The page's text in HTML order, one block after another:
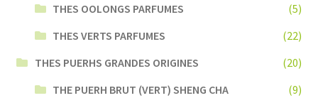
THES OOLONGS PARFUMES
(5)
THES VERTS PARFUMES
(22)
THES PUERHS GRANDES ORIGINES
(20)
THE PUERH BRUT (VERT) SHENG CHA
(9)